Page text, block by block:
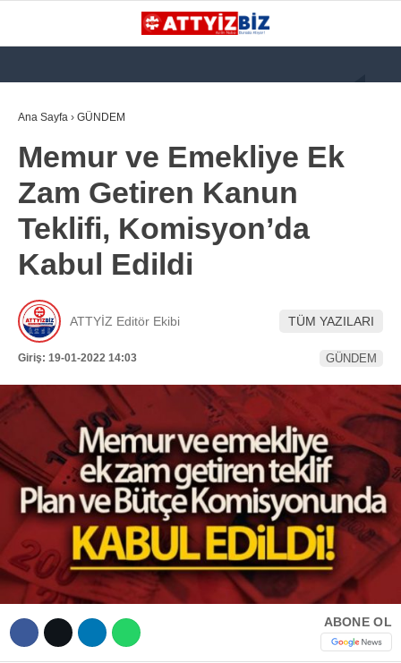
WhatsApp İhbar
Facebook
Instagram
KATEGORİLER
GÜNDEM
112 ACİL
KPSS
PARAMEDİK (AABT)
STK
İLANLAR
TERCİH ROBOTU
Ana Sayfa › GÜNDEM
Memur ve Emekliye Ek
Zam Getiren Kanun
Teklifi, Komisyon’da
Kabul Edildi
ATTYİZ Editör Ekibi TÜM YAZILARI
Giriş: 19-01-2022 14:03 GÜNDEM
ABONE OL